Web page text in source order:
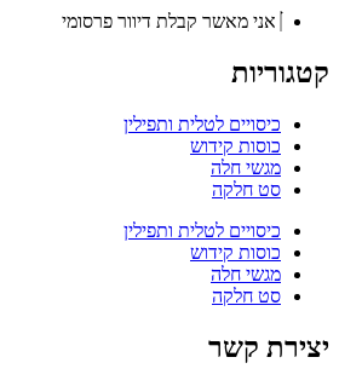
אני מאשר קבלת דיוור פרסומי
קטגוריות
כיסויים לטלית ותפילין
כוסות קידוש
מגשי חלה
סט חלקה
כיסויים לטלית ותפילין
כוסות קידוש
מגשי חלה
סט חלקה
יצירת קשר